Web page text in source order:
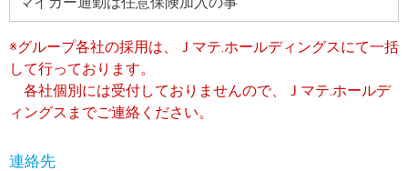
※グループ各社の採用は、Ｊマテ.ホールディングスにて一括
して行っております。
各社個別には受付しておりませんので、Ｊマテ.ホールデ
ィングスまでご連絡ください。
連絡先